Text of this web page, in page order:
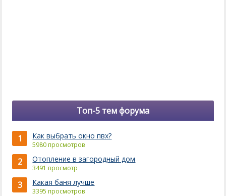
Топ-5 тем форума
1 Как выбрать окно пвх?
5980 просмотров
2 Отопление в загородный дом
3491 просмотр
3 Какая баня лучше
3395 просмотров